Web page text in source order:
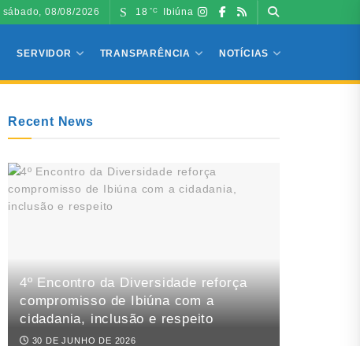
sábado, 08/08/2026 18 °C Ibiúna
SERVIDOR TRANSPARÊNCIA NOTÍCIAS
Recent News
4º Encontro da Diversidade reforça
compromisso de Ibiúna com a
cidadania, inclusão e respeito
30 DE JUNHO DE 2026